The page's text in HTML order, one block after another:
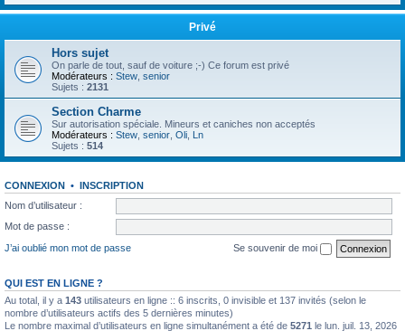
Privé
Hors sujet
On parle de tout, sauf de voiture ;-) Ce forum est privé
Modérateurs : Stew senior
Sujets : 2131
Section Charme
Sur autorisation spéciale. Mineurs et caniches non acceptés
Modérateurs : Stew senior Oli Ln
Sujets : 514
CONNEXION • INSCRIPTION
Nom d’utilisateur :
Mot de passe :
J’ai oublié mon mot de passe
Se souvenir de moi
QUI EST EN LIGNE ?
Au total, il y a 143 utilisateurs en ligne :: 6 inscrits, 0 invisible et 137 invités (selon le
nombre d’utilisateurs actifs des 5 dernières minutes)
Le nombre maximal d’utilisateurs en ligne simultanément a été de 5271 le lun. juil. 13, 2026